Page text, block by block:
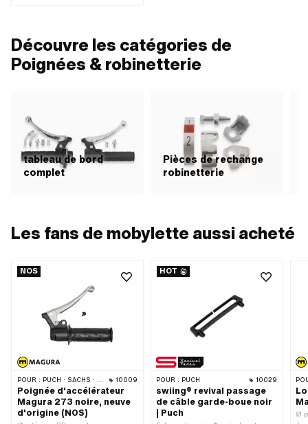
Découvre les catégories de
Poignées & robinetterie
tableau de bord
complet
Pièces de rechange
robinetterie
Les fans de mobylette aussi acheté
NOS
POUR : PUCH · SACHS · PONY / CILO (BÊTA 521 & 512) · ZÜNDAPP BELMONDO · CILO 10009
Poignée d'accélérateur
Magura 273 noire, neuve
d'origine (NOS)
HOT
POUR : PUCH 10029
swiing® revival passage
de câble garde-boue noir
| Puch
Ø